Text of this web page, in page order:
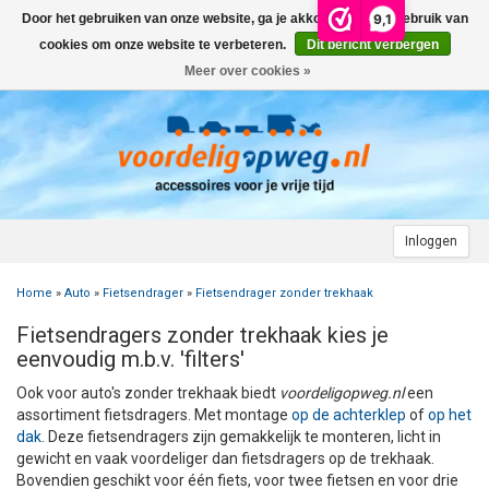
9,1
Inloggen
Menu
FIETSENDRAGER
FIETSENDRAGER OP DE TREKHAAK
FIETSENDRAGER VOOR ELEKTRISCHE FIETSEN
TWINNY LOAD ONDERDELEN
FIETSENDRAGER TOEBEHOREN
INFORMATIE OVER FIETSENDRAGERS
DAKDRAGERS
FORD
OPEL
PEUGEOT
RENAULT
+
AUTOHOES POLYESTER EN 3-LAAGS
DAKHOES POLYESTER
INFORMATIE OVER AUTOHOEZEN
WIELDOPPEN
12 INCH
13 INCH
14 INCH
LAADKABEL ELEKTRISCHE AUTO
LAADKABEL TYPE 2
LAADKABEL TYPE 1
+
STARTEN & LADEN
ELEKTRISCH LADEN
VEILIG OP WEG
CAMPER
WIELDOPPEN
+
ZOEKHULP NAAR CAMPERHOES
INFORMATIE OVER CAMPERHOEZEN
SNEEUWKETTINGEN
PECH ONDERWEG
STARTKABELS EN ACCUBOOSTER
VEILIG OP WEG
ACCULADER
AANHANGWAGEN
ACCESSOIRES
INFORMATIE OVER STEKKERS & STEKKERDOZEN
ONDERDELEN
REGELGEVING M.B.T. VERLICHTING
ADVIES BIJ DEFECTE VERLICHTING
+
ACCULADER
ACCESSOIRES
CARAVAN
ACCULADER
+
ACCESSOIRES
INFORMATIE OVER STEKKERS & STEKKERDOZEN
ONDERDELEN
TOPDEALS
AUTO
CAMPER
Home » Auto » Fietsendrager » Fietsendrager zonder trekhaak
Fietsendragers zonder trekhaak kies je
eenvoudig m.b.v. 'filters'
Ook voor auto's zonder trekhaak biedt voordeligopweg.nleen
assortiment fietsdragers. Met montage op de achterklep ofop het
dak . Deze fietsendragers zijn gemakkelijk te monteren, licht in
gewicht en vaak voordeliger dan fietsdragers op de trekhaak.
Bovendien geschikt voor één fiets, voor twee fietsen en voor drie
Door het gebruiken van onze website, ga je akkoord met het gebruik van
cookies om onze website te verbeteren.
Dit bericht verbergen
Meer over cookies »